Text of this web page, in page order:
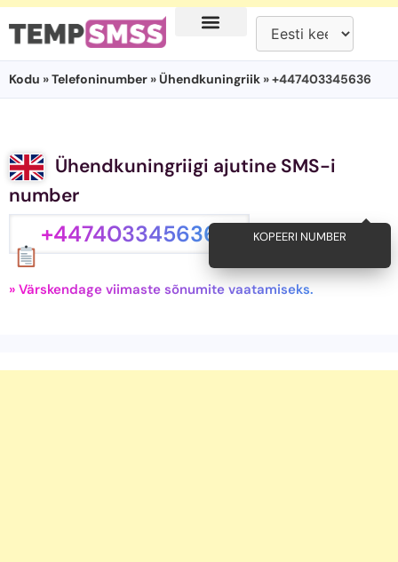
Kodu »Telefoninumber »Ühendkuningriik » +447403345636
Ühendkuningriigi ajutine SMS-i
number
+447403345636 KOPEERI NUMBER
» Värskendage viimaste sõnumite vaatamiseks.